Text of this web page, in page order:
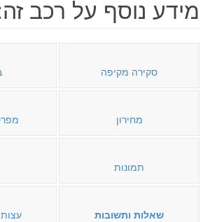
מידע נוסף על רכב
סקירה מקיפה
מחירון
תמונות
שאלות ותשובות